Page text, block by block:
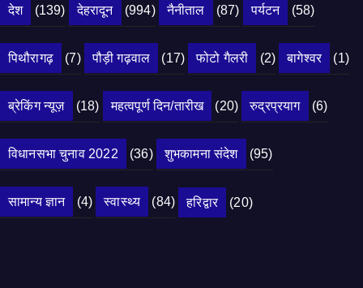
देश (139) देहरादून (994) नैनीताल (87) पर्यटन (58)
पिथौरागढ़ (7) पौड़ी गढ़वाल (17) फोटो गैलरी (2) बागेश्वर (1)
ब्रेकिंग न्यूज़ (18) महत्वपूर्ण दिन/तारीख (20) रुद्रप्रयाग (6)
विधानसभा चुनाव 2022 (36) शुभकामना संदेश (95)
सामान्य ज्ञान (4) स्वास्थ्य (84) हरिद्वार (20)